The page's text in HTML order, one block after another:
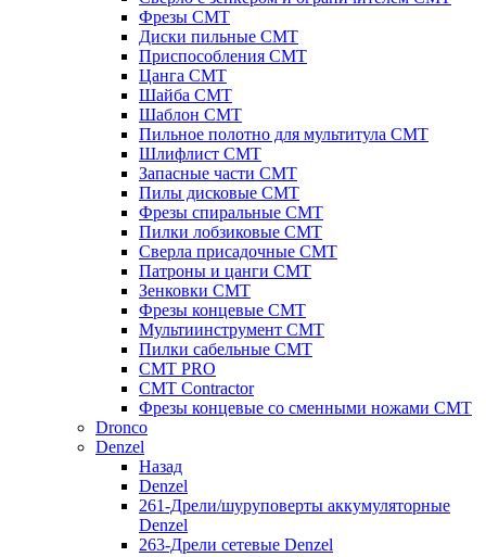
Фрезы CMT
Диски пильные CMT
Приспособления СМТ
Цанга CMT
Шайба CMT
Шаблон CMT
Пильное полотно для мультитула CMT
Шлифлист CMT
Запасные части CMT
Пилы дисковые CMT
Фрезы спиральные CMT
Пилки лобзиковые СМТ
Сверла присадочные СМТ
Патроны и цанги CMT
Зенковки СМТ
Фрезы концевые CMT
Мультиинструмент СМТ
Пилки сабельные СМТ
CMT PRO
CMT Contractor
Фрезы концевые со сменными ножами CMT
Dronco
Denzel
Назад
Denzel
261-Дрели/шуруповерты аккумуляторные
Denzel
263-Дрели сетевые Denzel